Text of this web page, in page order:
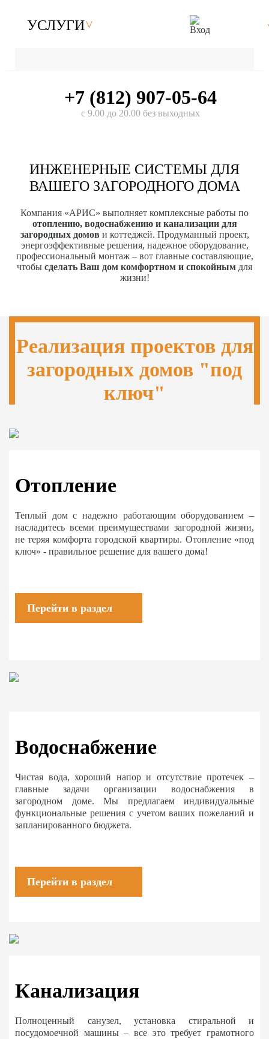
УСЛУГИ
+7 (812) 907-05-64
с 9.00 до 20.00 без выходных
ИНЖЕНЕРНЫЕ СИСТЕМЫ ДЛЯ
ВАШЕГО ЗАГОРОДНОГО ДОМА
Компания «АРИС» выполняет комплексные работы по
отоплению, водоснабжению и канализации для
загородных домов и коттеджей. Продуманный проект,
энергоэффективные решения, надежное оборудование,
профессиональный монтаж – вот главные составляющие,
чтобы сделать Ваш дом комфортном и спокойным для
жизни!
Реализация проектов для
загородных домов "под
ключ"
Отопление
Теплый дом с надежно работающим оборудованием –
насладитесь всеми преимуществами загородной жизни,
не теряя комфорта городской квартиры. Отопление «под
ключ» - правильное решение для вашего дома!
Перейти в раздел
Водоснабжение
Чистая вода, хороший напор и отсутствие протечек –
главные задачи организации водоснабжения в
загородном доме. Мы предлагаем индивидуальные
функциональные решения с учетом ваших пожеланий и
запланированного бюджета.
Перейти в раздел
Канализация
Полноценный санузел, установка стиральной и
посудомоечной машины – все это требует грамотного